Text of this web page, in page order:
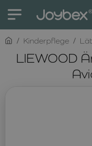
LIEWOOD
homeKinderpflege